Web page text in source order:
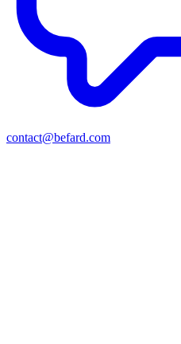
contact@befard.com